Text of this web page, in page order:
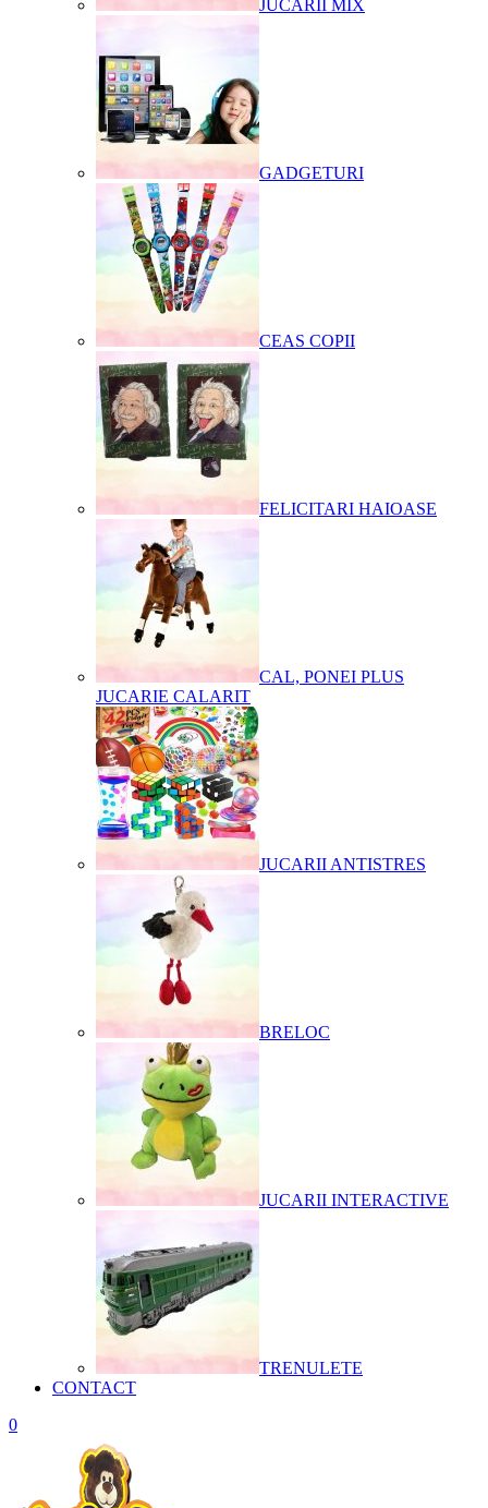
JUCARII MIX
GADGETURI
CEAS COPII
FELICITARI HAIOASE
CAL, PONEI PLUS
JUCARIE CALARIT
JUCARII ANTISTRES
BRELOC
JUCARII INTERACTIVE
TRENULETE
CONTACT
0